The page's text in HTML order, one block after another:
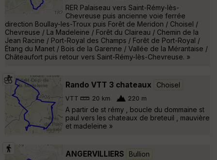
RER Palaiseau vers Saint-Rémy-lès-
Chevreuse puis ancienne voie ferrée
direction Boullay-les-Troux puis Forêt de Meridon / Choisel /
Chevreuse / La Madeleine / Forêt du Claireau / Chemin de la
Jean Racine / Port-Royal des Champs / Forêt de Port-Royal /
Étang du Manet / Bois de la Garenne / Vallée de la Mérantaise /
Châteaufort puis retour vers Saint-Rémy-lès-Chevreuse. »
Rando VTT 3 chateaux Choisel
VTT 20 km 220 m
A partir de st rémy , boucle du dommaine st
paul vers les chateaux de breteuil , mauvière
et madeleine »
ANGERVILLIERS Bullion